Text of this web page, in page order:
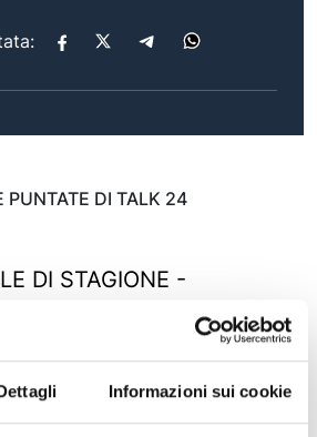
Informazioni sui cookie
PUNTATE DI TALK 24
DI STAGIONE -